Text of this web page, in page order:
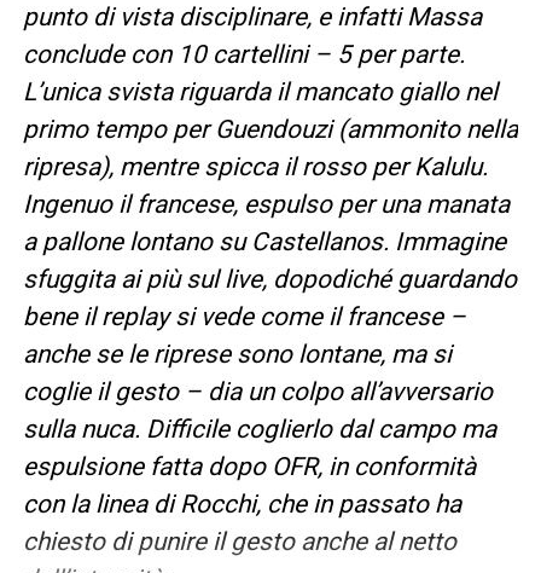
punto di vista disciplinare, e infatti Massa
conclude con 10 cartellini – 5 per parte.
L’unica svista riguarda il mancato giallo nel
primo tempo per Guendouzi (ammonito nella
ripresa), mentre spicca il rosso per Kalulu.
Ingenuo il francese, espulso per una manata
a pallone lontano su Castellanos. Immagine
sfuggita ai più sul live, dopodiché guardando
bene il replay si vede come il francese –
anche se le riprese sono lontane, ma si
coglie il gesto – dia un colpo all’avversario
sulla nuca. Difficile coglierlo dal campo ma
espulsione fatta dopo OFR, in conformità
con la linea di Rocchi, che in passato ha
chiesto di punire il gesto anche al netto